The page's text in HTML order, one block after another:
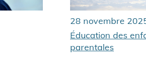
28 novembre
Éducation des
parentales